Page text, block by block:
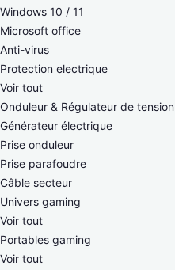
Windows 10 / 11
Microsoft office
Anti-virus
Protection electrique
Voir tout
Onduleur & Régulateur de tension
Générateur électrique
Prise onduleur
Prise parafoudre
Câble secteur
Univers gaming
Voir tout
Portables gaming
Voir tout